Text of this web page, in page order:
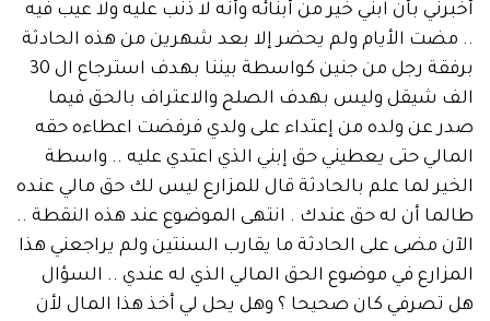
بأن ابني خير من أبنائه وأنه لا ذنب عليه ولا عيب فيه
الأيام ولم يحضر إلا بعد شهرين من هذه الحادثة
برفقة رجل من جنين كواسطة بيننا بهدف استرجاع ال 30
وليس بهدف الصلح والاعتراف بالحق فيما
ولده من إعتداء على ولدي فرفضت اعطاءه حقه
حتى يعطيني حق إبني الذي اعتدي عليه .. واسطة
لما علم بالحادثة قال للمزارع ليس لك حق مالي عنده
أن له حق عندك . انتهى الموضوع عند هذه النقطة ..
مضى على الحادثة ما يقارب السنتين ولم يراجعني هذا
في موضوع الحق المالي الذي له عندي .. السؤال
كان صحيحا ؟ وهل يحل لي أخذ هذا المال لأن